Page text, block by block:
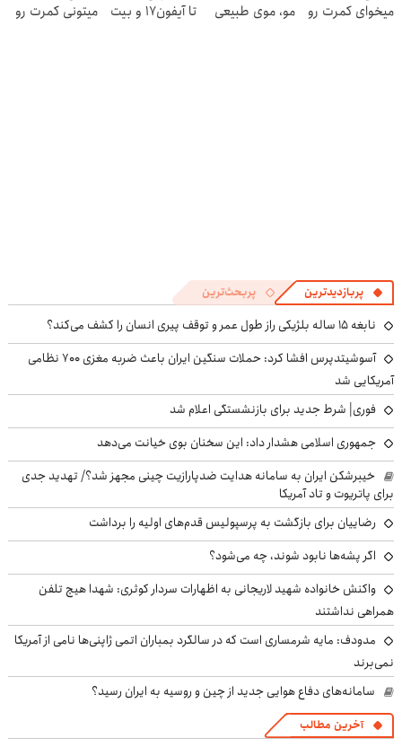
میخوای کمرت رو
مو، موی طبیعی
تا آیفون17 و بیت
میتونی کمرت رو
پربازدیدترین پربحث‌ترین
نابغه ۱۵ ساله بلژیکی راز طول عمر و توقف پیری انسان را کشف می‌کند؟
آسوشیتدپرس افشا کرد: حملات سنگین ایران باعث ضربه مغزی ۷۰۰ نظامی
آمریکایی شد
فوری| شرط جدید برای بازنشستگی اعلام شد
جمهوری اسلامی هشدار داد: این سخنان بوی خیانت می‌دهد
خیبرشکن ایران به سامانه هدایت ضدپارازیت چینی مجهز شد؟/ تهدید جدی
برای پاتریوت و تاد آمریکا
رضاییان برای بازگشت به پرسپولیس قدم‌های اولیه را برداشت
اگر پشه‌ها نابود شوند، چه می‌شود؟
واکنش خانواده شهید لاریجانی به اظهارات سردار کوثری: شهدا هیچ تلفن
همراهی نداشتند
مدودف: مایه شرمساری است که در سالگرد بمباران اتمی ژاپنی‌ها نامی از آمریکا
نمی‌برند
سامانه‌های دفاع هوایی جدید از چین و روسیه به ایران رسید؟
آخرین مطالب